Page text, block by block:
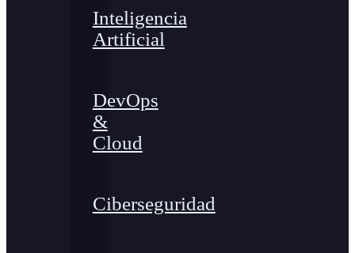
Inteligencia
Artificial
DevOps
&
Cloud
Ciberseguridad